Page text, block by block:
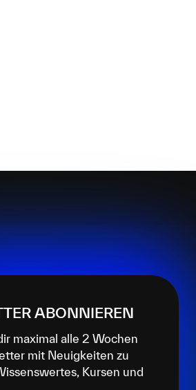
ABONNIEREN
maximal alle 2 Wochen
mit Neuigkeiten zu
Kursen und